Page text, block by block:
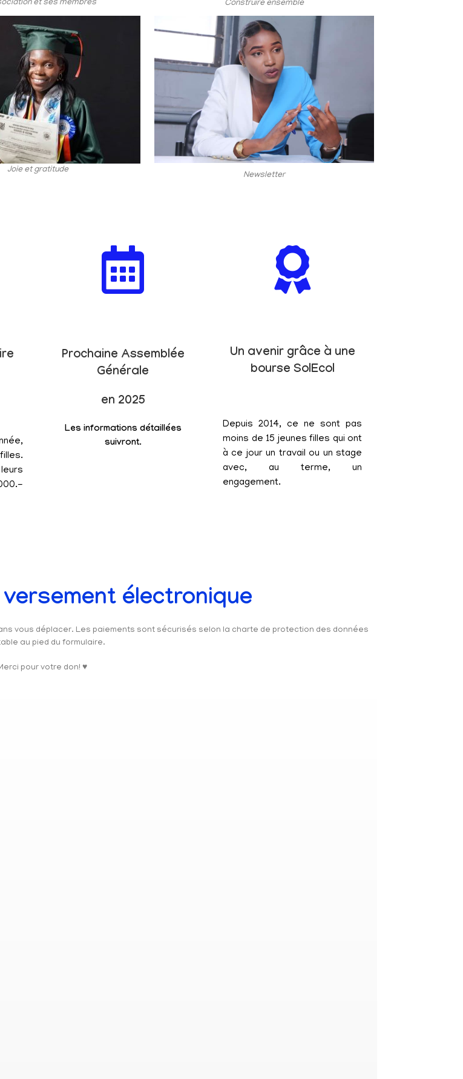
et ses membres Construire ensemble
Joie et gratitude
Newsletter
Prochaine Assemblée
Générale
en 2025
Les informations détaillées
suivront.
Un avenir grâce à une
bourse SolEcol
Depuis 2014, ce ne sont pas
moins de 15 jeunes filles qui ont
à ce jour un travail ou un stage
avec, au terme, un
engagement.
électronique
vous déplacer. Les paiements sont sécurisés selon la charte de protection des données
au pied du formulaire.
pour votre don! ♥